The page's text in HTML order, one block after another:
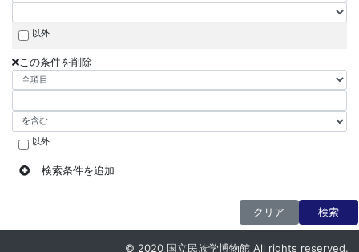
以外
この条件を削除
以外
検索条件を追加
クリア 検索
© 2020 国立民族学博物館 All rights reserved.